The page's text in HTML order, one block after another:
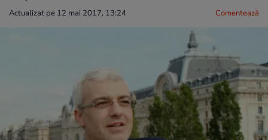
Actualizat pe 12 mai 2017, 13:24 Comentează